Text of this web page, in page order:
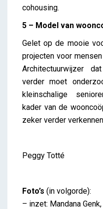
cohousing.
5 – Model van
Gelet op de mooie
projecten voor
Architectuurwijzer
verder moet
kleinschalige
kader van de
zeker verder
Peggy Totté
Foto’s (in volgorde):
– inzet: Mandana